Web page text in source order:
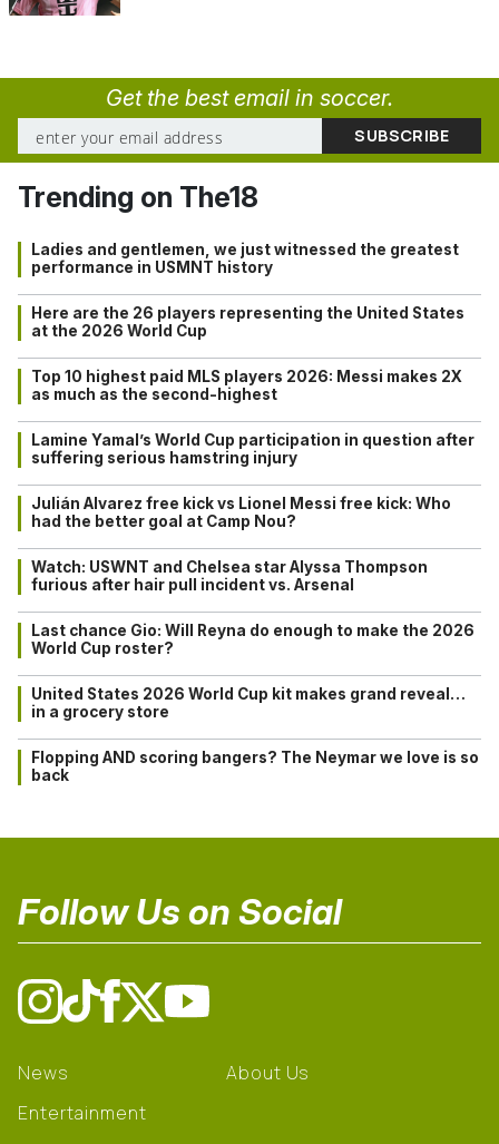
Get the best email in soccer.
Trending on The18
Ladies and gentlemen, we just witnessed the greatest
performance in USMNT history
Here are the 26 players representing the United States
at the 2026 World Cup
Top 10 highest paid MLS players 2026: Messi makes 2X
as much as the second-highest
Lamine Yamal’s World Cup participation in question after
suffering serious hamstring injury
Julián Alvarez free kick vs Lionel Messi free kick: Who
had the better goal at Camp Nou?
Watch: USWNT and Chelsea star Alyssa Thompson
furious after hair pull incident vs. Arsenal
Last chance Gio: Will Reyna do enough to make the 2026
World Cup roster?
United States 2026 World Cup kit makes grand reveal…
in a grocery store
Flopping AND scoring bangers? The Neymar we love is so
back
Follow Us on Social
News
Entertainment
About Us